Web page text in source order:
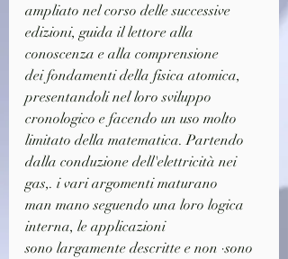
ampliato nel corso delle successive
edizioni, guida il lettore alla
conoscenza e alla comprensione
dei fondamenti della fisica atomica,
presentandoli nel loro sviluppo
cronologico e facendo un uso molto
limitato della matematica. Partendo
dalla conduzione dell'elettricità nei
gas,. i vari argomenti maturano
man mano seguendo una loro logica
interna, le applicazioni
sono largamente descritte e non ·sono